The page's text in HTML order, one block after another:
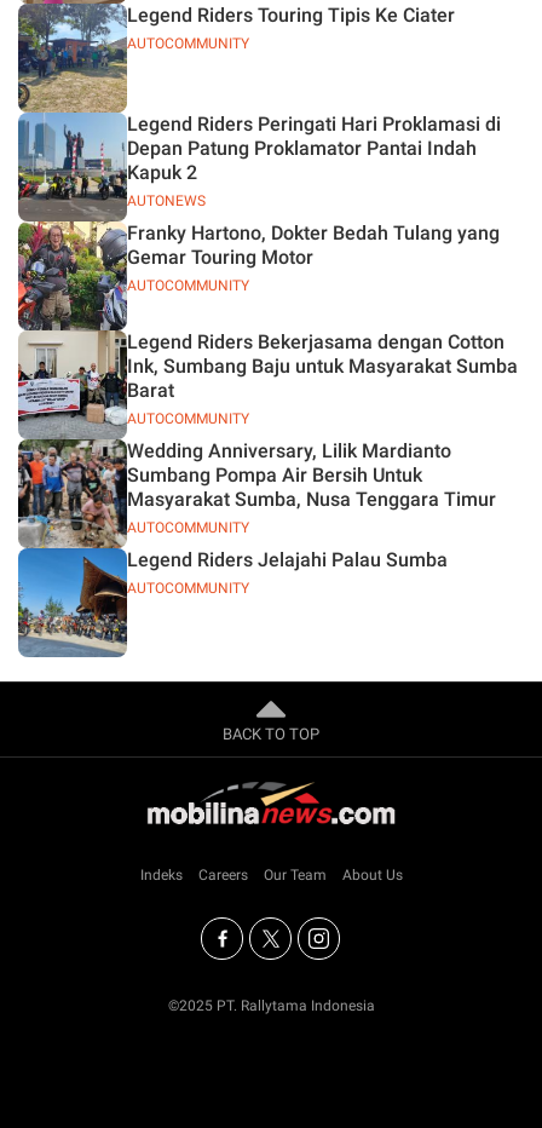
AUTOCOMMUNITY
Legend Riders Touring Tipis Ke Ciater
AUTONEWS
Legend Riders Peringati Hari Proklamasi di
Depan Patung Proklamator Pantai Indah
Kapuk 2
AUTOCOMMUNITY
Franky Hartono, Dokter Bedah Tulang yang
Gemar Touring Motor
AUTOCOMMUNITY
Legend Riders Bekerjasama dengan Cotton
Ink, Sumbang Baju untuk Masyarakat Sumba
Barat
AUTOCOMMUNITY
Wedding Anniversary, Lilik Mardianto
Sumbang Pompa Air Bersih Untuk
Masyarakat Sumba, Nusa Tenggara Timur
AUTOCOMMUNITY
Legend Riders Jelajahi Palau Sumba
BACK TO TOP
Indeks Careers Our Team About Us
©2025 PT. Rallytama Indonesia